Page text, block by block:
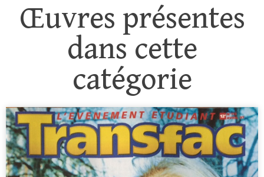
Œuvres présentes
dans cette
catégorie